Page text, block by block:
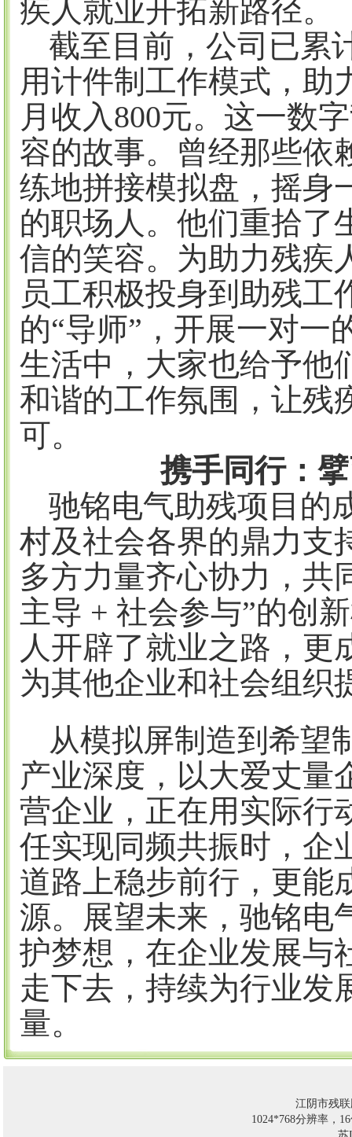
疾人就业开拓新路径。​
截至目前，公司已累
用计件制工作模式，助
月收入800元。这一数
容的故事。曾经那些依
练地拼接模拟盘，摇身
的职场人。他们重拾了
信的笑容。为助力残疾
员工积极投身到助残工
的“导师”，开展一对一
生活中，大家也给予他
和谐的工作氛围，让残
可。
携手同行：
驰铭电气助残项目的
村及社会各界的鼎力支
多方力量齐心协力，共
主导 + 社会参与”的创
人开辟了就业之路，更
为其他企业和社会组织
从模拟屏制造到希望
产业深度，以大爱丈量
营企业，正在用实际行
任实现同频共振时，企
道路上稳步前行，更能
源。展望未来，驰铭电
护梦想，在企业发展与
走下去，持续为行业发
量。
江阴市残
1024*768分辨率，